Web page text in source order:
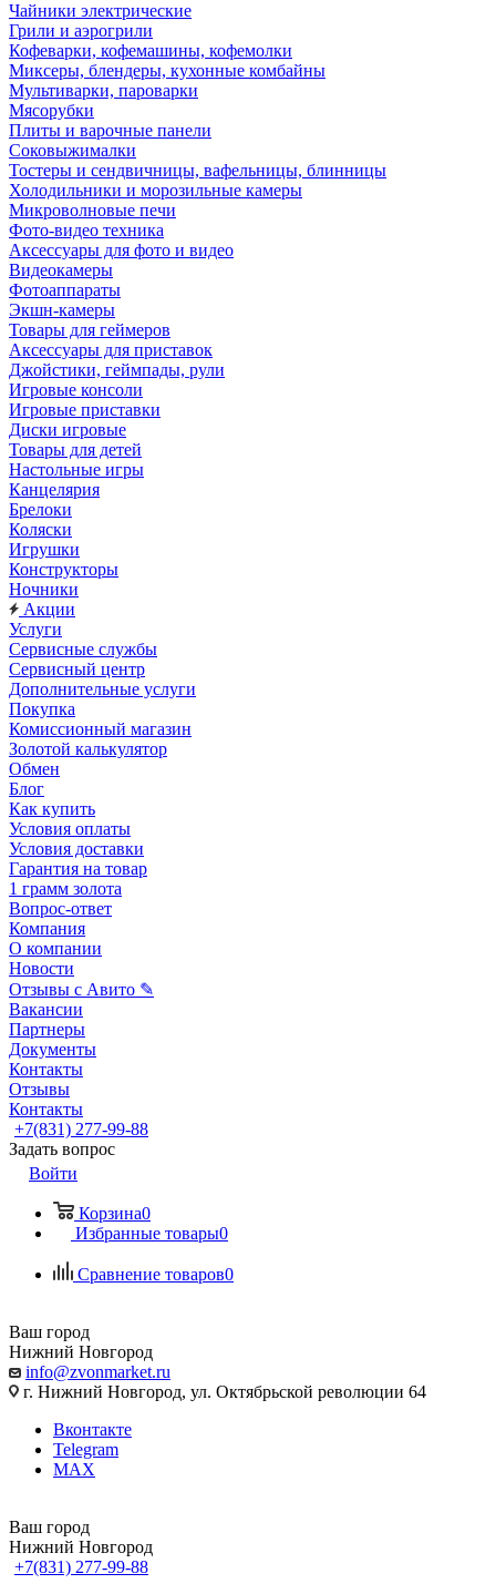
Чайники электрические
Грили и аэрогрили
Кофеварки, кофемашины, кофемолки
Миксеры, блендеры, кухонные комбайны
Мультиварки, пароварки
Мясорубки
Плиты и варочные панели
Соковыжималки
Тостеры и сендвичницы, вафельницы, блинницы
Холодильники и морозильные камеры
Микроволновые печи
Фото-видео техника
Аксессуары для фото и видео
Видеокамеры
Фотоаппараты
Экшн-камеры
Товары для геймеров
Аксессуары для приставок
Джойстики, геймпады, рули
Игровые консоли
Игровые приставки
Диски игровые
Товары для детей
Настольные игры
Канцелярия
Брелоки
Коляски
Игрушки
Конструкторы
Ночники
Акции
Услуги
Сервисные службы
Сервисный центр
Дополнительные услуги
Покупка
Комиссионный магазин
Золотой калькулятор
Обмен
Блог
Как купить
Условия оплаты
Условия доставки
Гарантия на товар
1 грамм золота
Вопрос-ответ
Компания
О компании
Новости
Отзывы с Авито ✎
Вакансии
Партнеры
Документы
Контакты
Отзывы
Контакты
+7(831) 277-99-88
Задать вопрос
Войти
Корзина0
Избранные товары0
Сравнение товаров0
Ваш город
Нижний Новгород
info@zvonmarket.ru
г. Нижний Новгород, ул. Октябрьской революции 64
Вконтакте
Telegram
MAX
Ваш город
Нижний Новгород
+7(831) 277-99-88